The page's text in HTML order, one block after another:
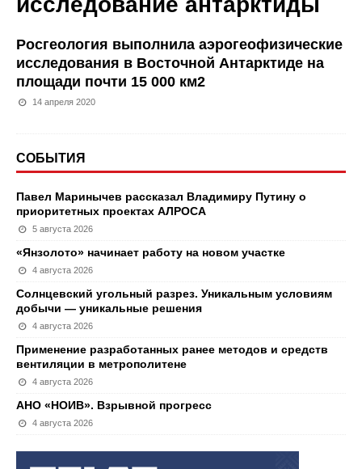
Росгеология выполнила аэрогеофизические
исследования в Восточной Антарктиде на
площади почти 15 000 км2
14 апреля 2020
СОБЫТИЯ
Павел Маринычев рассказал Владимиру Путину о
приоритетных проектах АЛРОСА
5 августа 2026
«Янзолото» начинает работу на новом участке
4 августа 2026
Солнцевский угольный разрез. Уникальным условиям
добычи — уникальные решения
4 августа 2026
Применение разработанных ранее методов и средств
вентиляции в метрополитене
4 августа 2026
АНО «НОИВ». Взрывной прогресс
4 августа 2026